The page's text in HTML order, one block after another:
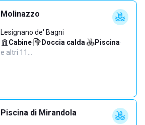
Molinazzo
Lesignano de' Bagni
Cabine· Doccia calda· Piscina·
e altri 11…
Piscina di Mirandola